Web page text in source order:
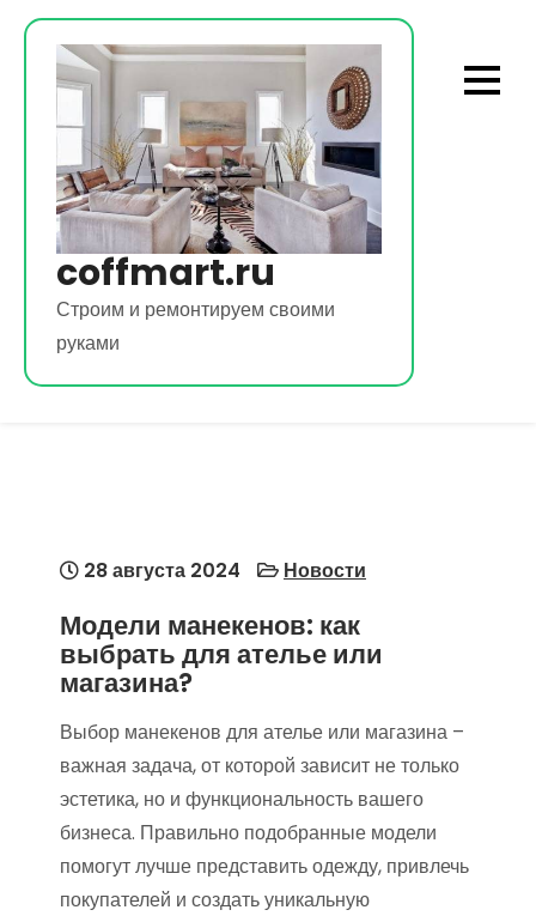
Перейти
содержимому
coffmart.ru
Строим и ремонтируем своими
руками
28 августа 2024 Новости
Модели манекенов: как
выбрать для ателье или
магазина?
Выбор манекенов для ателье или магазина –
важная задача, от которой зависит не только
эстетика, но и функциональность вашего
бизнеса. Правильно подобранные модели
помогут лучше представить одежду, привлечь
покупателей и создать уникальную